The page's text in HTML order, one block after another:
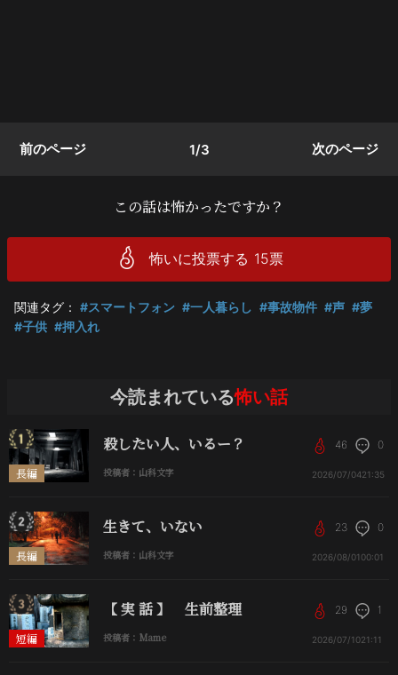
前のページ 次のページ
1/3
この話は怖かったですか？
怖いに投票する 15票
関連タグ： #スマートフォン #一人暮らし #事故物件 #声 #夢
#子供 #押入れ
今読まれている怖い話
長編
殺したい人、いるー？
投稿者：山科文字
46 0
2026/07/0421:35
長編
生きて、いない
投稿者：山科文字
23 0
2026/08/01 00:01
短編
【 実 話 】 生前整理
投稿者：Mame
29 1
2026/07/1021:11